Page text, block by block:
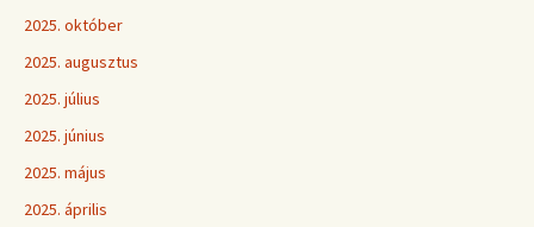
2025. október
2025. augusztus
2025. július
2025. június
2025. május
2025. április